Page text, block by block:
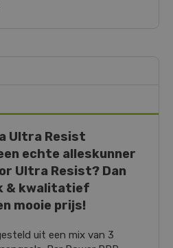
Ultra Resist
echte alleskunner
Ultra Resist? Dan
& kwalitatief
mooie prijs!
uit een mix van 3